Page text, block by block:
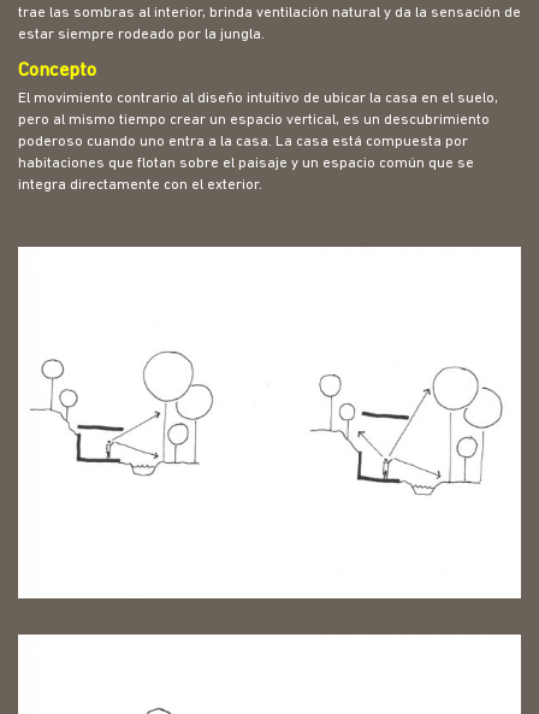
trae las sombras al interior, brinda ventilación natural y da la sensación de
estar siempre rodeado por la jungla.
Concepto
El movimiento contrario al diseño intuitivo de ubicar la casa en el suelo,
pero al mismo tiempo crear un espacio vertical, es un descubrimiento
poderoso cuando uno entra a la casa. La casa está compuesta por
habitaciones que flotan sobre el paisaje y un espacio común que se
integra directamente con el exterior.